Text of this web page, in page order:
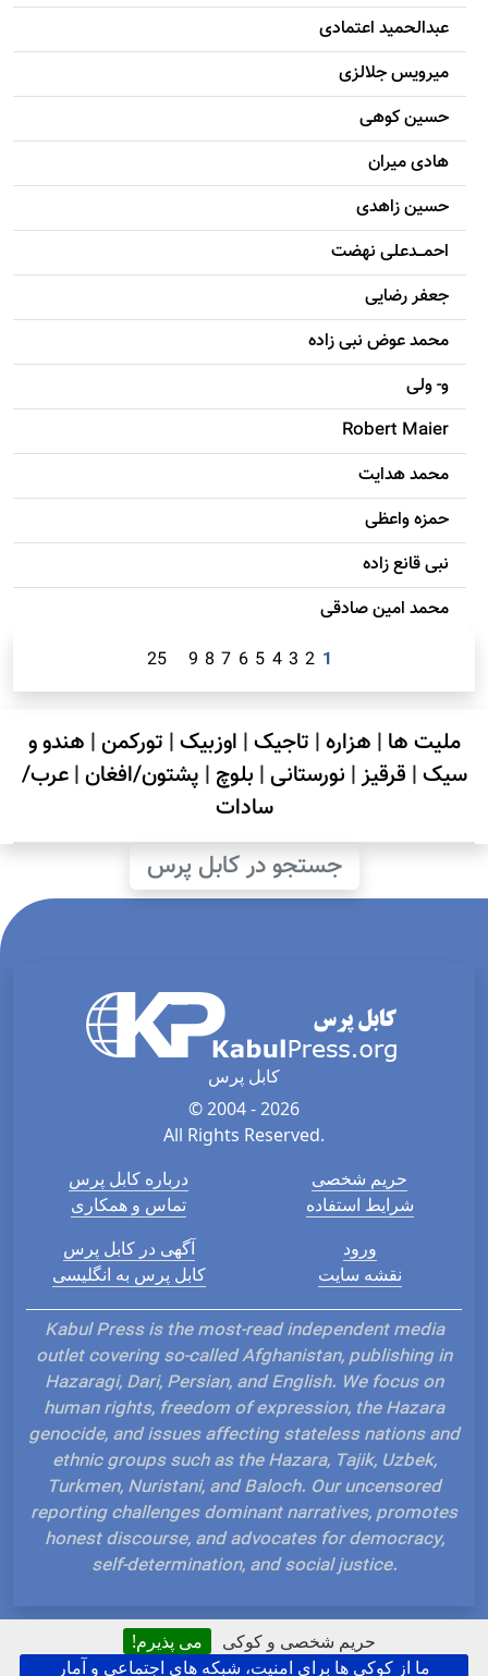
حریم شخصی و کوکی
می پذیرم!
ما از کوکی ها برای امنیت، شبکه های اجتماعی و آمار
عبدالحمید اعتمادی
میرویس جلالزی
حسين کوهی
هادی ميران
حسين زاهدی
احمـــدعلی نهضت
جعفر رضایی
محمد عوض نبی زاده
و- ولی
Robert Maier
محمد هدایت
حمزه واعظی
نبی قانع زاده
محمد امين صادقی
1
2
3
4
5
6
7
8
9
25
ملیت ها | هزاره| تاجیک| اوزبیک| تورکمن| هندو و
سیک| قرقیز| نورستانی| بلوچ | پشتون/افغان|عرب/
سادات
جستجو در کابل پرس
کابل پرس
© 2004 - 2026
All Rights Reserved.
درباره کابل پرس
تماس و همکاری
حریم شخصی
شرایط استفاده
آگهی در کابل پرس
کابل پرس به انگلیسی
ورود
نقشه سایت
Kabul Press is the most-read independent media
outlet covering so-called Afghanistan, publishing in
Hazaragi, Dari, Persian, and English. We focus on
human rights, freedom of expression, the Hazara
genocide, and issues affecting stateless nations and
ethnic groups such as the Hazara, Tajik, Uzbek,
Turkmen, Nuristani, and Baloch. Our uncensored
reporting challenges dominant narratives, promotes
honest discourse, and advocates for democracy,
self-determination, and social justice.
Hosted and Developed by IP Plans